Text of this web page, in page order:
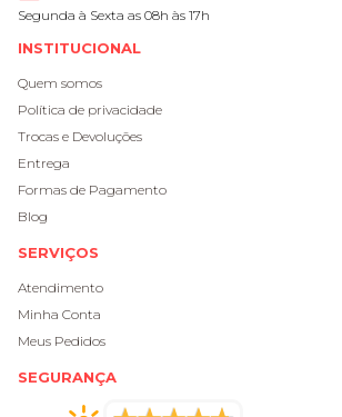
Segunda à Sexta as 08h às 17h
INSTITUCIONAL
Quem somos
Política de privacidade
Trocas e Devoluções
Entrega
Formas de Pagamento
Blog
SERVIÇOS
Atendimento
Minha Conta
Meus Pedidos
SEGURANÇA